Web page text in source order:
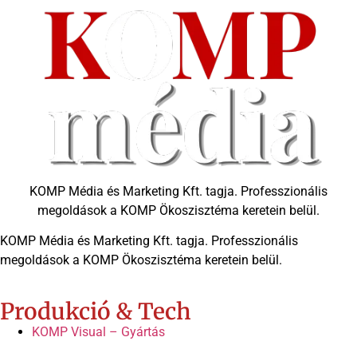
KOMP Média és Marketing Kft. tagja. Professzionális
megoldások a KOMP Ökoszisztéma keretein belül.
KOMP Média és Marketing Kft. tagja. Professzionális
megoldások a KOMP Ökoszisztéma keretein belül.
Produkció & Tech
KOMP Visual – Gyártás